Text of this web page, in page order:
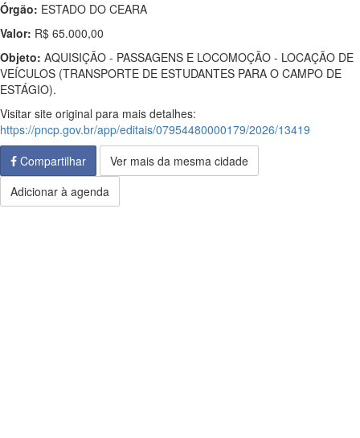
Órgão: ESTADO DO CEARA
Valor: R$ 65.000,00
Objeto: AQUISIÇÃO - PASSAGENS E LOCOMOÇÃO - LOCAÇÃO DE
VEÍCULOS (TRANSPORTE DE ESTUDANTES PARA O CAMPO DE
ESTÁGIO).
Visitar site original para mais detalhes:
https://pncp.gov.br/app/editais/07954480000179/2026/13419
Compartilhar
Ver mais da mesma cidade
Adicionar à agenda